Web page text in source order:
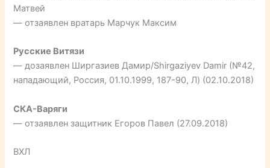
Матвей
— отзаявлен вратарь Марчук Максим
Русские Витязи
— дозаявлен Ширгазиев Дамир/Shirgaziyev Damir (№42,
нападающий, Россия, 01.10.1999, 187-90, Л) (02.10.2018)
СКА-Варяги
— отзаявлен защитник Егоров Павел (27.09.2018)
ВХЛ